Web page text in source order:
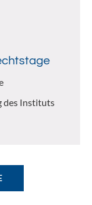
des Instituts